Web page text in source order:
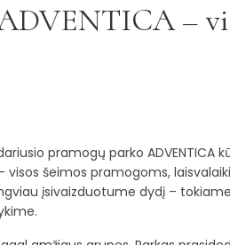
–
pramogų parko ADVENTICA
šeimos pramogoms,
įsivaizduotume dydį –